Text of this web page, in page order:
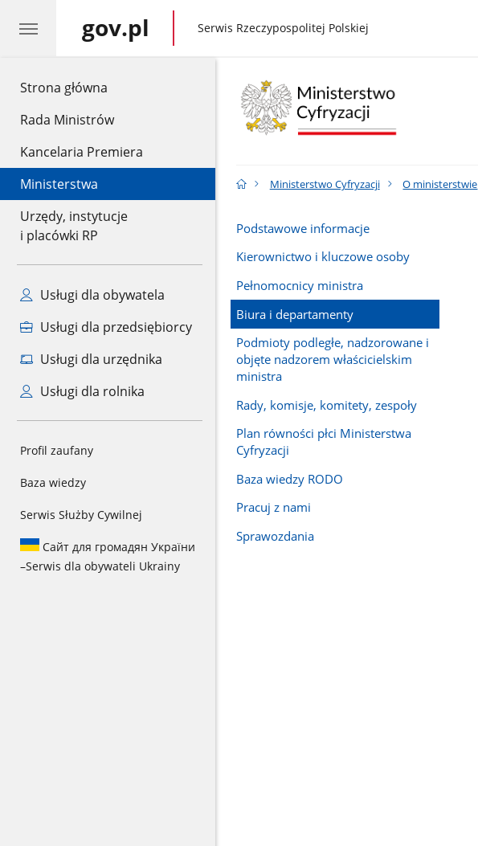
Strona główna
Rada Ministrów
Kancelaria Premiera
Ministerstwa
Urzędy, instytucje
i placówki RP
Usługi dla obywatela
Usługi dla przedsiębiorcy
Usługi dla urzędnika
Usługi dla rolnika
Profil zaufany
Baza wiedzy
Serwis Służby Cywilnej
Сайт для громадян України
–Serwis dla obywateli Ukrainy
gov.pl gov.pl
Serwis Rzeczypospolitej Polskiej
Ministerstwo Cyfryzacji O ministerstwie
Podstawowe informacje
Kierownictwo i kluczowe osoby
Pełnomocnicy ministra
Biura i departamenty
Podmioty podległe, nadzorowane i
objęte nadzorem właścicielskim
ministra
Rady, komisje, komitety, zespoły
Plan równości płci Ministerstwa
Cyfryzacji
Baza wiedzy RODO
Pracuj z nami
Sprawozdania